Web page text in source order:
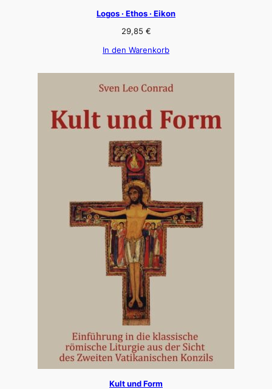
Logos · Ethos · Eikon
29,85 €
In den Warenkorb
Kult und Form